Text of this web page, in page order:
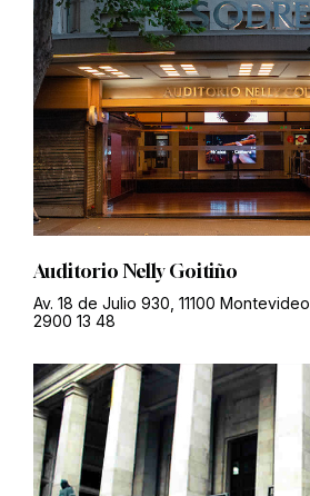
Auditorio Nelly Goitiño
Av. 18 de Julio 930, 11100 Montevideo
2900 13 48